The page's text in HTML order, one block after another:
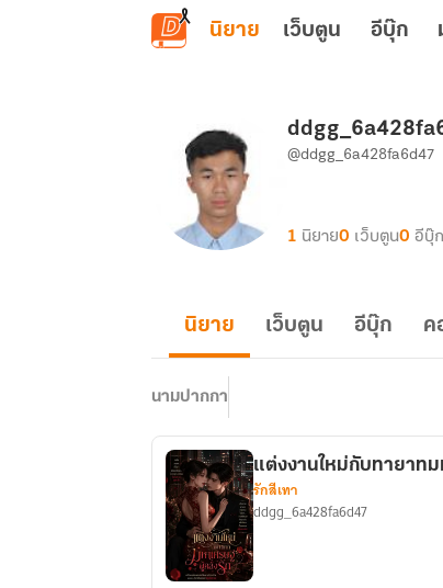
ข้ามไปยังเนื้อหาหลัก
นิยาย เว็บตูน อีบุ๊ก
@ddgg_6a428fa6d47
1 นิยาย0 เว็บตูน0 อีบุ๊ก
นิยาย เว็บตูน อีบุ๊ก ค
นามปากกา
แต่งงานใหม่กับทายาท
รักสีเทา
ddgg_6a428fa6d47